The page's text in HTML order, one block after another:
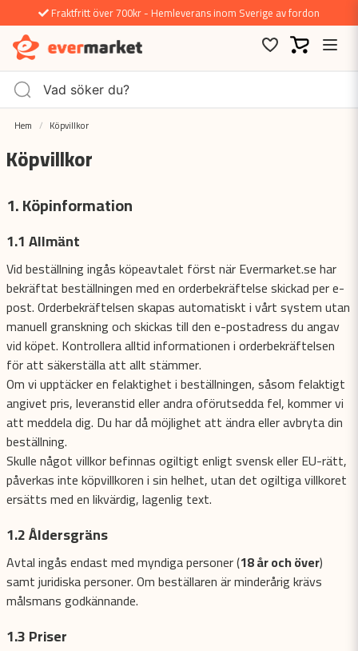
Fraktfritt över 700kr - Hemleverans inom Sverige av fordon
Hem Köpvillkor
Köpvillkor
1. Köpinformation
1.1 Allmänt
Vid beställning ingås köpeavtalet först när Evermarket.se har
bekräftat beställningen med en orderbekräftelse skickad per e-
post. Orderbekräftelsen skapas automatiskt i vårt system utan
manuell granskning och skickas till den e-postadress du angav
vid köpet. Kontrollera alltid informationen i orderbekräftelsen
för att säkerställa att allt stämmer.
Om vi upptäcker en felaktighet i beställningen, såsom felaktigt
angivet pris, leveranstid eller andra oförutsedda fel, kommer vi
att meddela dig. Du har då möjlighet att ändra eller avbryta din
beställning.
Skulle något villkor befinnas ogiltigt enligt svensk eller EU-rätt,
påverkas inte köpvillkoren i sin helhet, utan det ogiltiga villkoret
ersätts med en likvärdig, lagenlig text.
1.2 Åldersgräns
Avtal ingås endast med myndiga personer (18 år och över)
samt juridiska personer. Om beställaren är minderårig krävs
målsmans godkännande.
1.3 Priser